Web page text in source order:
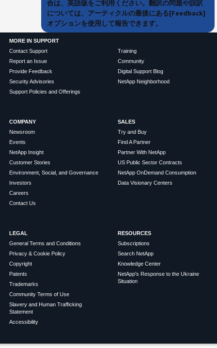
合は、英語版をご利用ください。翻訳の問題や誤訳
については、アーティクルの最後にある[Feedback]
オプションを使用して報告できます。
MORE IN SUPPORT
Contact Support
Report an Issue
Provide Feedback
Security Advisories
Support Policies and Offerings
Training
Community
Digital Support Blog
NetApp Neighborhood
COMPANY
Newsroom
Events
NetApp Insight
Customer Stories
Environment, Social, and Governance
Investors
Careers
Contact Us
SALES
Try and Buy
Find A Partner
Partner With NetApp
US Public Sector Contracts
NetApp OnDemand Consumption
Data Visionary Centers
LEGAL
General Terms and Conditions
Privacy & Cookie Policy
Copyright
Patents
Trademarks
Community Terms of Use
Slavery and Human Trafficking
Statement
Accessibility
RESOURCES
Subscriptions
Search NetApp
Knowledge Center
NetApp's Response to the Ukraine
Situation